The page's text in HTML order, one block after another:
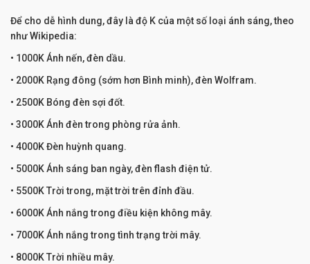
Để cho dễ hình dung, đây là độ K của một số loại ánh sáng, theo
như Wikipedia:
• 1000K Ánh nến, đèn dầu.
• 2000K Rạng đông (sớm hơn Bình minh), đèn Wolfram.
• 2500K Bóng đèn sợi đốt.
• 3000K Ánh đèn trong phòng rửa ảnh.
• 4000K Đèn huỳnh quang.
• 5000K Ánh sáng ban ngày, đèn flash điện tử.
• 5500K Trời trong, mặt trời trên đỉnh đầu.
• 6000K Ánh nắng trong điều kiện không mây.
• 7000K Ánh nắng trong tình trạng trời mây.
• 8000K Trời nhiều mây.